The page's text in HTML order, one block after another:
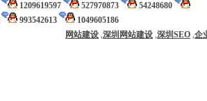
1209619597 527970873
54248680
993542613
1049605186
网站建设 ,深圳网站建设 ,深圳SEO ,企